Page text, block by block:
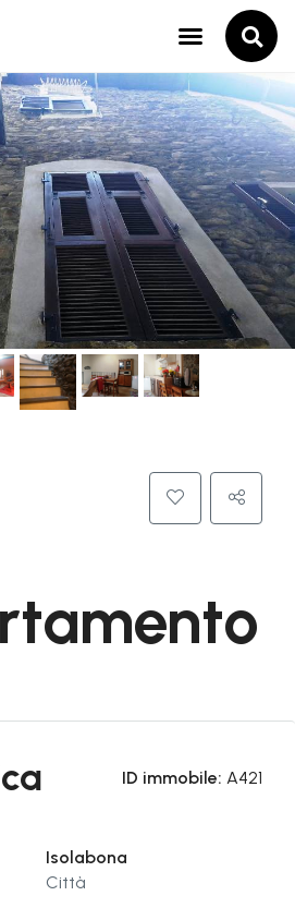
ID immobile: A421
Isolabona
Città